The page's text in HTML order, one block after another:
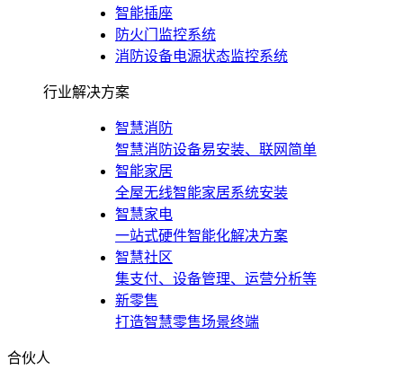
智能插座
防火门监控系统
消防设备电源状态监控系统
行业解决方案
智慧消防
智慧消防设备易安装、联网简单
智能家居
全屋无线智能家居系统安装
智慧家电
一站式硬件智能化解决方案
智慧社区
集支付、设备管理、运营分析等
新零售
打造智慧零售场景终端
合伙人